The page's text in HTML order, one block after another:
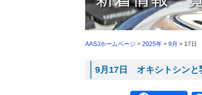
AASJホームページ > 2025年 > 9月 > 17日
9月17日 オキシトシンと